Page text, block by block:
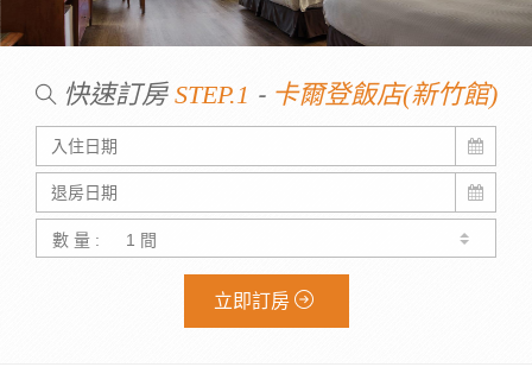
快速訂房 STEP.1 - 卡爾登飯店(新竹館)
數 量 :
立即訂房